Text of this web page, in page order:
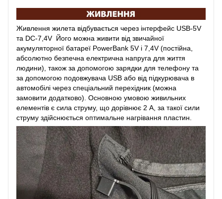
Живлення жилета відбувається через інтерфейс USB-5V
та DC-7,4V Його можна живити від звичайної
акумуляторної батареї PowerBank 5V і 7,4V (постійна,
абсолютно безпечна електрична напруга для життя
людини), також за допомогою зарядки для телефону та
за допомогою подовжувача USB або від підкурювача в
автомобілі через спеціальний перехідник (можна
замовити додатково). Основною умовою живильних
елементів є сила струму, що дорівнює 2 А, за такої сили
струму здійснюється оптимальне нагрівання пластин.